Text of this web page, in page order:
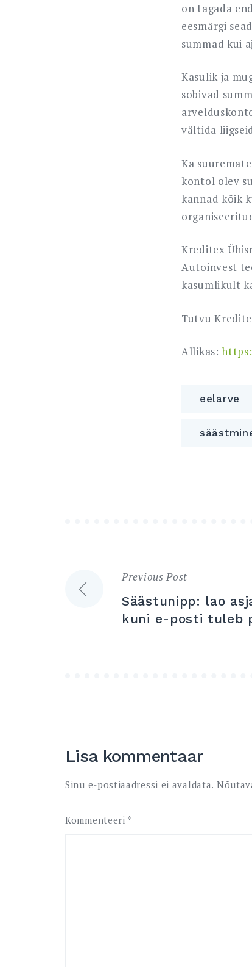
on tagada
eesmärgi
summad kui
Kasulik ja
sobivad
vältida
Ka
kontol olev
kannad kõik
Kreditex
Autoinvest
kasumlikult
Tutvu
Allikas:
eelarve
Navigeerimine
Previous Post
Säästunipp: lao
kuni e-posti tuleb
Lisa kommentaar
Sinu e-postiaadressi ei avaldata.
Kommenteeri *